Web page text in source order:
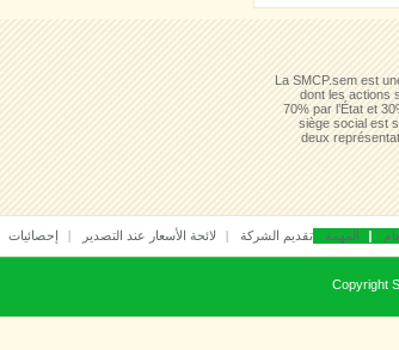
La SMCP.sem est
dont les actions
70% par l’État et
siège social est
deux
تقديم الشركة المهمة لائحة الأسعار عند التصدير إحصائيات
Copyright